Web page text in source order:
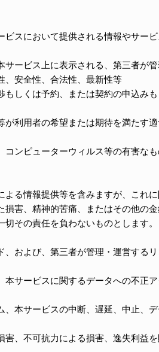
スにおいて提供される情報やサー
ービス上に表示される、第三者が
、安全性、合法性、最新性等
しくは予約、または契約の申込み
利用者の希望または期待を満たす
ンピューターウィルス等の有害な
る情報提供等を含みますが、これ
害、精神的苦痛、またはその他の
その責任を負わないものとします。
および、第三者が管理・運営する
サービスに関するデータへの不正
本サービスの中断、遅延、中止、
、不可抗力による損害、逸失利益